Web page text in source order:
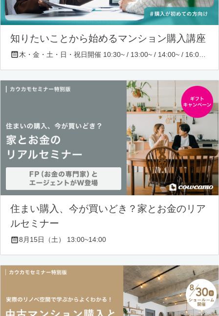
知りたいことから始めるマンション購入講座
住まい購入、今が買いどき？家とお金のリア
ルセミナー
8月15日（土） 13:00~14:00